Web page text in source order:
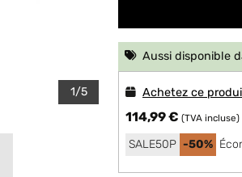
1/5
Aussi disponible
Achetez ce
114,99 € (TVA incluse)
SALE50P -50%